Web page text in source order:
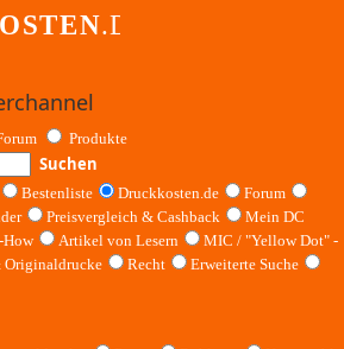
Produkte
Suchen
Bestenliste Druckkosten.de
Forum
Preisvergleich & Cashback
Mein DC
How Artikel von Lesern
MIC / "Yellow Dot" -
Originaldrucke Recht
Erweiterte Suche